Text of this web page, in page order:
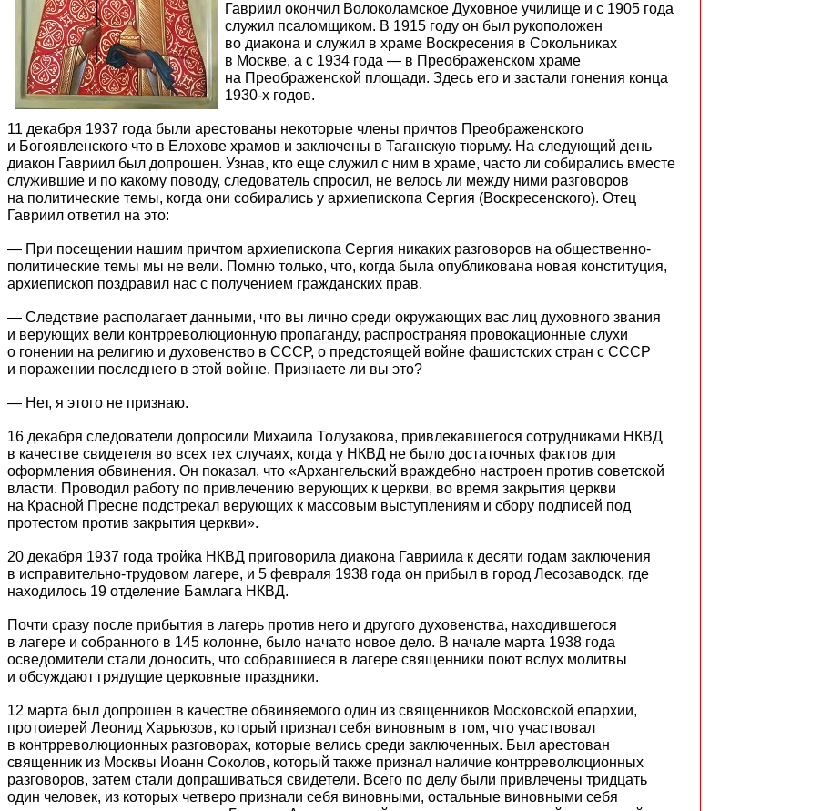
Гавриил окончил Волоколамское Духовное училище и с 1905 года
служил псаломщиком. В 1915 году он был рукоположен
во диакона и служил в храме Воскресения в Сокольниках
в Москве, а с 1934 года — в Преображенском храме
на Преображенской площади. Здесь его и застали гонения конца
1930-х годов.
11 декабря 1937 года были арестованы некоторые члены причтов Преображенского
и Богоявленского что в Елохове храмов и заключены в Таганскую тюрьму. На следующий день
диакон Гавриил был допрошен. Узнав, кто еще служил с ним в храме, часто ли собирались вместе
служившие и по какому поводу, следователь спросил, не велось ли между ними разговоров
на политические темы, когда они собирались у архиепископа Сергия (Воскресенского). Отец
Гавриил ответил на это:
— При посещении нашим причтом архиепископа Сергия никаких разговоров на общественно-
политические темы мы не вели. Помню только, что, когда была опубликована новая конституция,
архиепископ поздравил нас с получением гражданских прав.
— Следствие располагает данными, что вы лично среди окружающих вас лиц духовного звания
и верующих вели контрреволюционную пропаганду, распространяя провокационные слухи
о гонении на религию и духовенство в СССР, о предстоящей войне фашистских стран с СССР
и поражении последнего в этой войне. Признаете ли вы это?
— Нет, я этого не признаю.
16 декабря следователи допросили Михаила Толузакова, привлекавшегося сотрудниками НКВД
в качестве свидетеля во всех тех случаях, когда у НКВД не было достаточных фактов для
оформления обвинения. Он показал, что «Архангельский враждебно настроен против советской
власти. Проводил работу по привлечению верующих к церкви, во время закрытия церкви
на Красной Пресне подстрекал верующих к массовым выступлениям и сбору подписей под
протестом против закрытия церкви».
20 декабря 1937 года тройка НКВД приговорила диакона Гавриила к десяти годам заключения
в исправительно-трудовом лагере, и 5 февраля 1938 года он прибыл в город Лесозаводск, где
находилось 19 отделение Бамлага НКВД.
Почти сразу после прибытия в лагерь против него и другого духовенства, находившегося
в лагере и собранного в 145 колонне, было начато новое дело. В начале марта 1938 года
осведомители стали доносить, что собравшиеся в лагере священники поют вслух молитвы
и обсуждают грядущие церковные праздники.
12 марта был допрошен в качестве обвиняемого один из священников Московской епархии,
протоиерей Леонид Харьюзов, который признал себя виновным в том, что участвовал
в контрреволюционных разговорах, которые велись среди заключенных. Был арестован
священник из Москвы Иоанн Соколов, который также признал наличие контрреволюционных
разговоров, затем стали допрашиваться свидетели. Всего по делу были привлечены тридцать
один человек, из которых четверо признали себя виновными, остальные виновными себя